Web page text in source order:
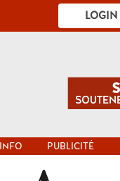
LOGIN
INFO PUBLICITÉ